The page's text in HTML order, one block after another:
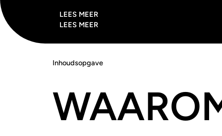
LEES MEER
LEES MEER
Inhoudsopgave